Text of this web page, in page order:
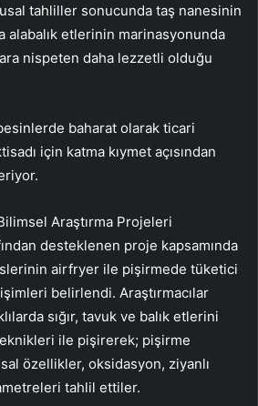
tahliller sonucunda taş nanesinin
alabalık etlerinin marinasyonunda
nispeten daha lezzetli olduğu
baharat olarak ticari
için katma kıymet açısından
Araştırma Projeleri
desteklenen proje kapsamında
airfryer ile pişirmede tüketici
belirlendi. Araştırmacılar
sığır, tavuk ve balık etlerini
ile pişirerek; pişirme
özellikler, oksidasyon, ziyanlı
tahlil ettiler.